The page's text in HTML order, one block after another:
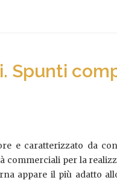
Spunti
e caratterizzato da
commerciali per la
appare il più adatto